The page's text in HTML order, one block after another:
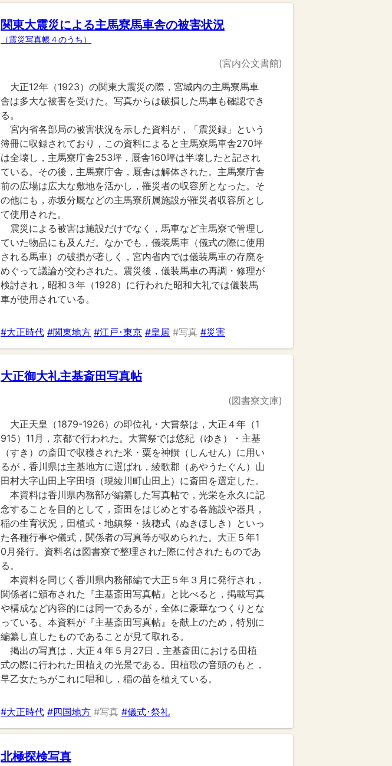
関東大震災による主馬寮馬車舎の被害状況
（震災写真帳４のうち）
(宮内公文書館)
大正12年（1923）の関東大震災の際，宮城内の主馬寮馬車
舎は多大な被害を受けた。写真からは破損した馬車も確認でき
る。
宮内省各部局の被害状況を示した資料が，「震災録」という
簿冊に収録されており，この資料によると主馬寮馬車舎270坪
は全壊し，主馬寮庁舎253坪，厩舎160坪は半壊したと記され
ている。その後，主馬寮庁舎，厩舎は解体された。主馬寮庁舎
前の広場は広大な敷地を活かし，罹災者の収容所となった。そ
の他にも，赤坂分厩などの主馬寮所属施設が罹災者収容所とし
て使用された。
震災による被害は施設だけでなく，馬車など主馬寮で管理し
ていた物品にも及んだ。なかでも，儀装馬車（儀式の際に使用
される馬車）の破損が著しく，宮内省内では儀装馬車の存廃を
めぐって議論が交わされた。震災後，儀装馬車の再調・修理が
検討され，昭和３年（1928）に行われた昭和大礼では儀装馬
車が使用されている。
#大正時代 #関東地方 #江戸･東京 #皇居 #写真 #災害
大正御大礼主基斎田写真帖
(図書寮文庫)
大正天皇（1879-1926）の即位礼・大嘗祭は，大正４年（1
915）11月，京都で行われた。大嘗祭では悠紀（ゆき）・主基
（すき）の斎田で収穫された米・粟を神饌（しんせん）に用い
るが，香川県は主基地方に選ばれ，綾歌郡（あやうたぐん）山
田村大字山田上字田頃（現綾川町山田上）に斎田を選定した。
本資料は香川県内務部が編纂した写真帖で，光栄を永久に記
念することを目的として，斎田をはじめとする各施設や器具，
稲の生育状況，田植式・地鎮祭・抜穂式（ぬきほしき）といっ
た各種行事や儀式，関係者の写真等が収められた。大正５年1
0月発行。資料名は図書寮で整理された際に付されたものであ
る。
本資料を同じく香川県内務部編で大正５年３月に発行され，
関係者に頒布された『主基斎田写真帖』と比べると，掲載写真
や構成など内容的には同一であるが，全体に豪華なつくりとな
っている。本資料が『主基斎田写真帖』を献上のため，特別に
編纂し直したものであることが見て取れる。
掲出の写真は，大正４年５月27日，主基斎田における田植
式の際に行われた田植えの光景である。田植歌の音頭のもと，
早乙女たちがこれに唱和し，稲の苗を植えている。
#大正時代 #四国地方 #写真 #儀式･祭礼
北極探検写真